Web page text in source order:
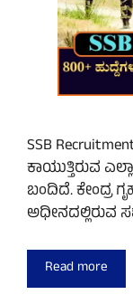
SSB
ಕಾಯುತ್ತಿರುವ
ಬಂದಿದೆ. ಕೇಂದ್ರ
ಅಧೀನದಲ್ಲಿರುವ
Read more